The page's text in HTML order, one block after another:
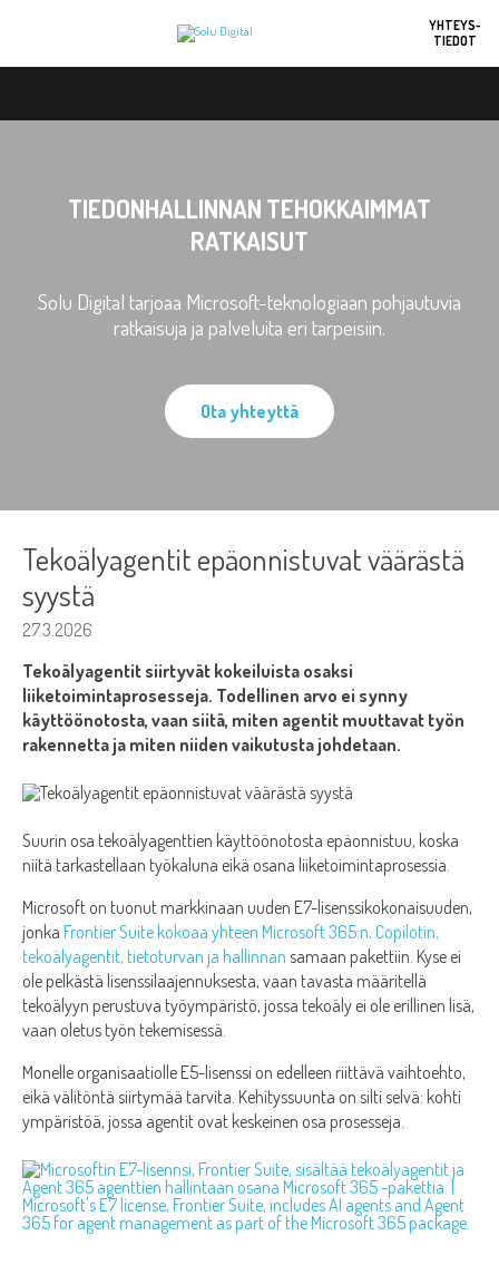
YHTEYS-
TIEDOT
TIEDONHALLINNAN TEHOKKAIMMAT
RATKAISUT
Solu Digital tarjoaa Microsoft-teknologiaan pohjautuvia
ratkaisuja ja palveluita eri tarpeisiin.
Ota yhteyttä
Tekoälyagentit epäonnistuvat väärästä
syystä
27.3.2026
Tekoälyagentit siirtyvät kokeiluista osaksi
liiketoimintaprosesseja. Todellinen arvo ei synny
käyttöönotosta, vaan siitä, miten agentit muuttavat työn
rakennetta ja miten niiden vaikutusta johdetaan.
Suurin osa tekoälyagenttien käyttöönotosta epäonnistuu, koska
niitä tarkastellaan työkaluna eikä osana liiketoimintaprosessia.
Microsoft on tuonut markkinaan uuden E7-lisenssikokonaisuuden,
jonka Frontier Suite kokoaa yhteen Microsoft 365:n, Copilotin,
tekoälyagentit, tietoturvan ja hallinnan samaan pakettiin. Kyse ei
ole pelkästä lisenssilaajennuksesta, vaan tavasta määritellä
tekoälyyn perustuva työympäristö, jossa tekoäly ei ole erillinen lisä,
vaan oletus työn tekemisessä.
Monelle organisaatiolle E5-lisenssi on edelleen riittävä vaihtoehto,
eikä välitöntä siirtymää tarvita. Kehityssuunta on silti selvä: kohti
ympäristöä, jossa agentit ovat keskeinen osa prosesseja.